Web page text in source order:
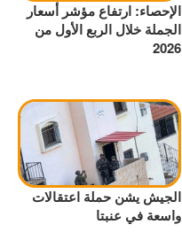
الإحصاء: ارتفاع مؤشر أسعار
الجملة خلال الربع الأول من
2026
الجيش يشن حملة اعتقالات
واسعة في عنبتا